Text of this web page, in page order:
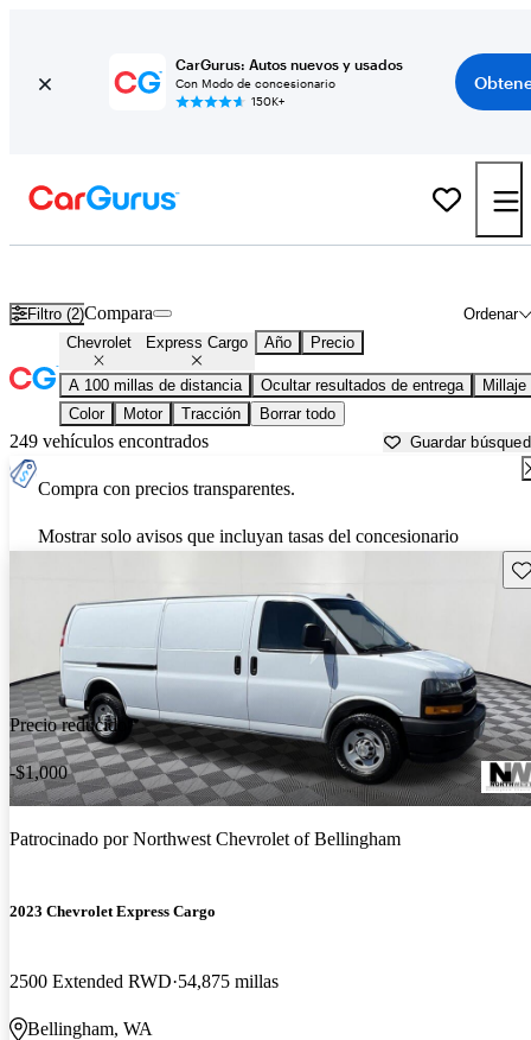
CarGurus: Autos nuevos y usados
Con Modo de concesionario
150K+
Filtro (2) Ordenar
Compara
Chevrolet Express Cargo Año Precio
A 100 millas de distancia Ocultar resultados de entrega
Millaje
Color
Motor Tracción Borrar todo
249 vehículos encontrados Guardar
Compra con precios transparentes.
Mostrar solo avisos que incluyan tasas del concesionario
Precio reducido
-$1,000
Patrocinado porNorthwest Chevrolet of Bellingham
2023 Chevrolet Express Cargo
2500 Extended RWD 54,875 millas
Bellingham, WA